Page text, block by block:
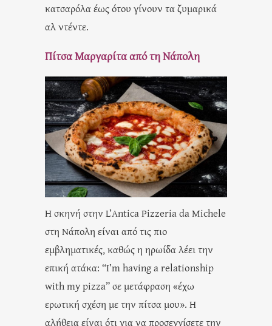
κατσαρόλα έως ότου γίνουν τα ζυμαρικά
αλ ντέντε.
Πίτσα Μαργαρίτααπό τη Νάπολη
Η σκηνή στην L’Antica Pizzeria da Michele
στη Νάπολη είναι από τις πιο
εμβληματικές, καθώς η ηρωίδα λέει την
επική ατάκα: “I’m having a relationship
with my pizza” σε μετάφραση «έχω
ερωτική σχέση με την πίτσα μου». Η
αλήθεια είναι ότι για να προσεγγίσετε την